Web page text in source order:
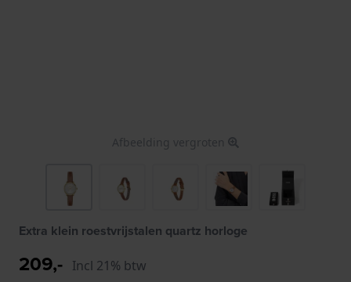
Afbeelding vergroten
Extra klein roestvrijstalen quartz horloge
209,- Incl 21% btw